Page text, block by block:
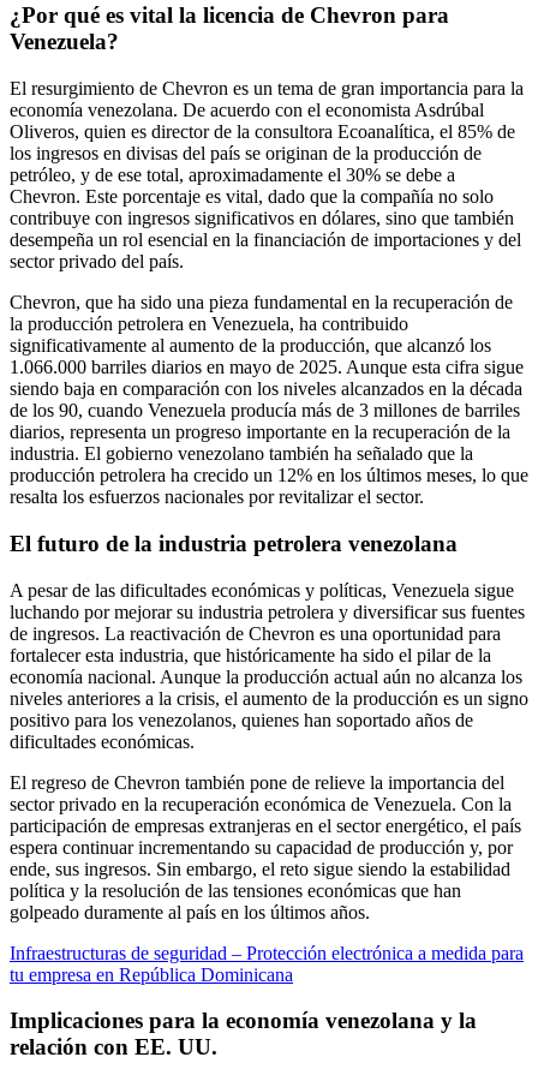
¿Por qué es vital la licencia de Chevron para
Venezuela?
El resurgimiento de Chevron es un tema de gran importancia para la
economía venezolana. De acuerdo con el economista Asdrúbal
Oliveros, quien es director de la consultora Ecoanalítica, el 85% de
los ingresos en divisas del país se originan de la producción de
petróleo, y de ese total, aproximadamente el 30% se debe a
Chevron. Este porcentaje es vital, dado que la compañía no solo
contribuye con ingresos significativos en dólares, sino que también
desempeña un rol esencial en la financiación de importaciones y del
sector privado del país.
Chevron, que ha sido una pieza fundamental en la recuperación de
la producción petrolera en Venezuela, ha contribuido
significativamente al aumento de la producción, que alcanzó los
1.066.000 barriles diarios en mayo de 2025. Aunque esta cifra sigue
siendo baja en comparación con los niveles alcanzados en la década
de los 90, cuando Venezuela producía más de 3 millones de barriles
diarios, representa un progreso importante en la recuperación de la
industria. El gobierno venezolano también ha señalado que la
producción petrolera ha crecido un 12% en los últimos meses, lo que
resalta los esfuerzos nacionales por revitalizar el sector.
El futuro de la industria petrolera venezolana
A pesar de las dificultades económicas y políticas, Venezuela sigue
luchando por mejorar su industria petrolera y diversificar sus fuentes
de ingresos. La reactivación de Chevron es una oportunidad para
fortalecer esta industria, que históricamente ha sido el pilar de la
economía nacional. Aunque la producción actual aún no alcanza los
niveles anteriores a la crisis, el aumento de la producción es un signo
positivo para los venezolanos, quienes han soportado años de
dificultades económicas.
El regreso de Chevron también pone de relieve la importancia del
sector privado en la recuperación económica de Venezuela. Con la
participación de empresas extranjeras en el sector energético, el país
espera continuar incrementando su capacidad de producción y, por
ende, sus ingresos. Sin embargo, el reto sigue siendo la estabilidad
política y la resolución de las tensiones económicas que han
golpeado duramente al país en los últimos años.
Infraestructuras de seguridad – Protección electrónica a medida para
tu empresa en República Dominicana
Implicaciones para la economía venezolana y la
relación con EE. UU.